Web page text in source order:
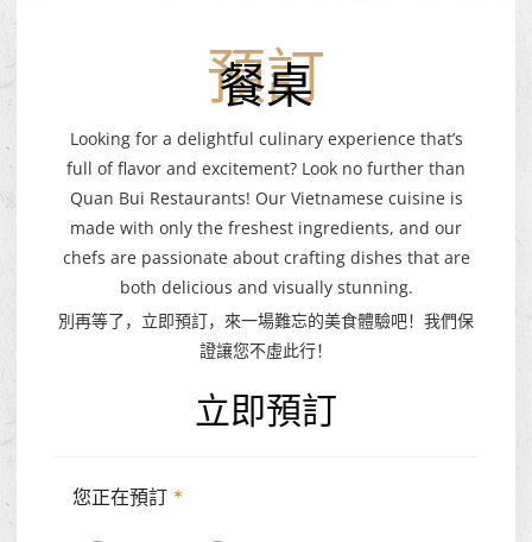
預訂
餐桌
Looking for a delightful culinary experience that’s
full of flavor and excitement? Look no further than
Quan Bui Restaurants! Our Vietnamese cuisine is
made with only the freshest ingredients, and our
chefs are passionate about crafting dishes that are
both delicious and visually stunning.
別再等了，立即預訂，來一場難忘的美食體驗吧！我們保
證讓您不虛此行！
立即預訂
您正在預訂 *